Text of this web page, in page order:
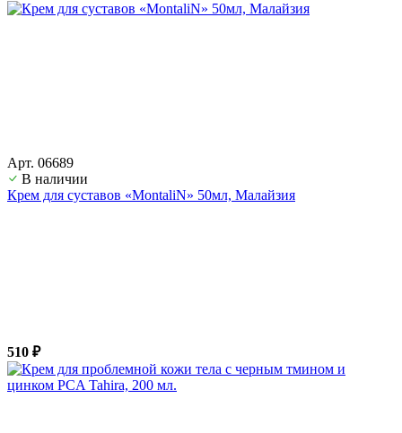
Арт. 06689
В наличии
Крем для суставов «MontaliN» 50мл, Малайзия
510 ₽